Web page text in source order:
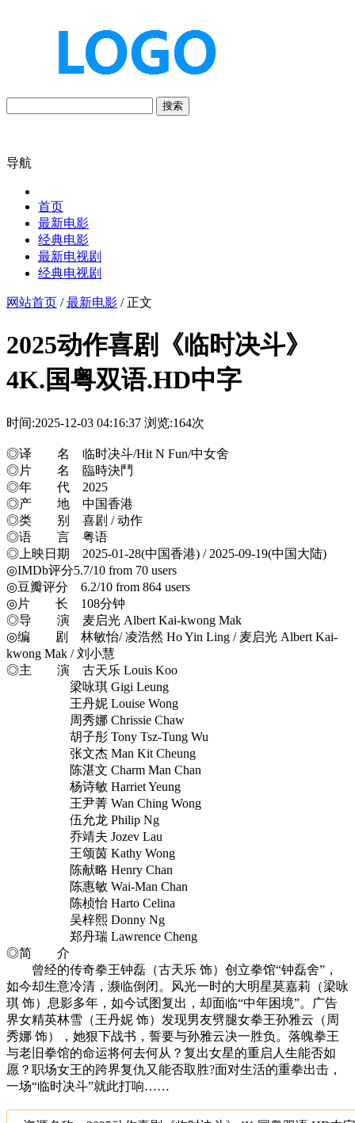
搜索
导航
首页
最新电影
经典电影
最新电视剧
经典电视剧
网站首页 /最新电影 / 正文
2025动作喜剧《临时决斗》
4K.国粤双语.HD中字
时间:2025-12-03 04:16:37 浏览:164次
◎译 名 临时决斗/Hit N Fun/中女舍
◎片 名 臨時決鬥
◎年 代 2025
◎产 地 中国香港
◎类 别 喜剧 / 动作
◎语 言 粤语
◎上映日期 2025-01-28(中国香港) / 2025-09-19(中国大陆)
◎IMDb评分5.7/10 from 70 users
◎豆瓣评分 6.2/10 from 864 users
◎片 长 108分钟
◎导 演 麦启光 Albert Kai-kwong Mak
◎编 剧 林敏怡/ 凌浩然 Ho Yin Ling / 麦启光 Albert Kai-
kwong Mak / 刘小慧
◎主 演 古天乐 Louis Koo
梁咏琪 Gigi Leung
王丹妮 Louise Wong
周秀娜 Chrissie Chaw
胡子彤 Tony Tsz-Tung Wu
张文杰 Man Kit Cheung
陈湛文 Charm Man Chan
杨诗敏 Harriet Yeung
王尹菁 Wan Ching Wong
伍允龙 Philip Ng
乔靖夫 Jozev Lau
王颂茵 Kathy Wong
陈献略 Henry Chan
陈惠敏 Wai-Man Chan
陈桢怡 Harto Celina
吴梓熙 Donny Ng
郑丹瑞 Lawrence Cheng
◎简 介
曾经的传奇拳王钟磊（古天乐 饰）创立拳馆“钟磊舍”，
如今却生意冷清，濒临倒闭。风光一时的大明星莫嘉莉（梁咏
琪 饰）息影多年，如今试图复出，却面临“中年困境”。广告
界女精英林雪（王丹妮 饰）发现男友劈腿女拳王孙雅云（周
秀娜 饰），她狠下战书，誓要与孙雅云决一胜负。落魄拳王
与老旧拳馆的命运将何去何从？复出女星的重启人生能否如
愿？职场女王的跨界复仇又能否取胜?面对生活的重拳出击，
一场“临时决斗”就此打响……